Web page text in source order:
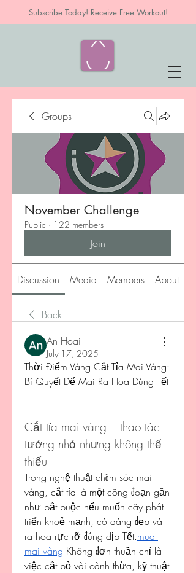
Subscribe Today! Receive Free Workout!
Groups
November Challenge
Public · 122 members
Join
Discussion Media Members About
Back
An Hoai
July 17, 2025
Thời Điểm Vàng Cắt Tỉa Mai Vàng:
Bí Quyết Để Mai Ra Hoa Đúng Tết
Cắt tỉa mai vàng – thao tác
tưởng nhỏ nhưng không thể
thiếu
Trong nghệ thuật chăm sóc mai
vàng, cắt tỉa là một công đoạn gần
như bắt buộc nếu muốn cây phát
triển khoẻ mạnh, có dáng đẹp và
ra hoa rực rỡ đúng dịp Tết.mua
mai vàng Không đơn thuần chỉ là
việc cắt bỏ vài cành thừa, kỹ thuật